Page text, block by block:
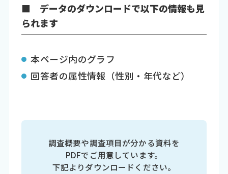
■ データのダウンロードで以下の情報も見
られます
本ページ内のグラフ
回答者の属性情報（性別・年代など）
調査概要や調査項目が分かる資料を
PDFでご用意しています。
下記よりダウンロードください。